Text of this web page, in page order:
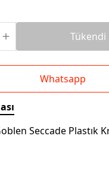
Tükendi
Whatsapp
Seccade Plastık